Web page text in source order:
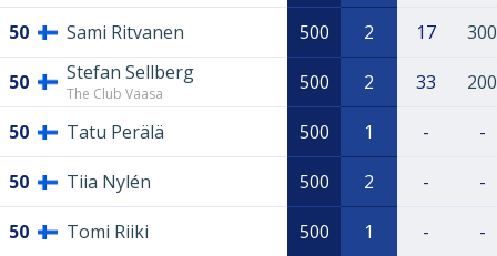
50 Sami Ritvanen 500 2 17 300
50 Stefan Sellberg
The Club Vaasa 500 2 33 200
50 Tatu Perälä 500 1 - -
50 Tiia Nylén 500 2 - -
50 Tomi Riiki 500 1 - -